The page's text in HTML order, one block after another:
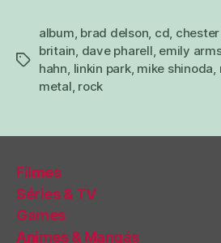
tags
album, brad delson, cd,
britain, dave pharell, emily
hahn, linkin park, mike shinoda,
metal, rock
Filmes
Séries & TV
Games
Animes & Mangás